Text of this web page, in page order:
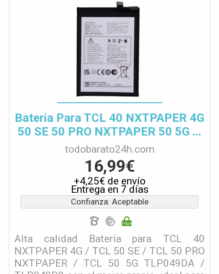
Bateria Para TCL 40 NXTPAPER 4G
50 SE 50 PRO NXTPAPER 50 5G ...
todobarato24h.com
16,99€
+4,25€ de envío
Entrega en 7 días
Confianza: Aceptable
Alta calidad Batería para TCL 40
NXTPAPER 4G / TCL 50 SE / TCL 50 PRO
NXTPAPER / TCL 50 5G TLP049DA /